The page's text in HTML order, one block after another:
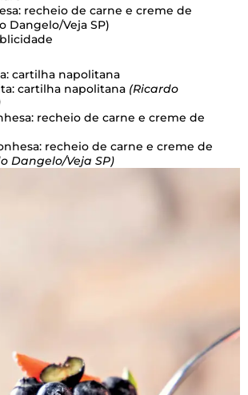
recheio de carne e creme de
Dangelo/Veja SP)
cartilha napolitana (Ricardo
recheio de carne e creme de
Dangelo/Veja SP)